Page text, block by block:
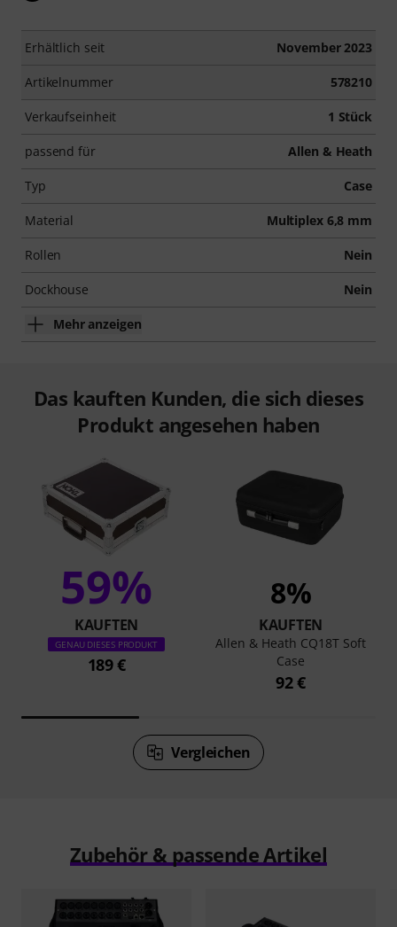
Erhältlich seit November 2023
Artikelnummer 578210
Verkaufseinheit 1 Stück
passend für Allen & Heath
Typ Case
Material Multiplex 6,8 mm
Rollen Nein
Dockhouse Nein
Mehr anzeigen
Das kauften Kunden, die sich dieses
Produkt angesehen haben
59%
KAUFTEN
GENAU DIESES PRODUKT
189 €
8%
KAUFTEN
Allen & Heath CQ18T Soft
Case
92 €
Vergleichen
Zubehör & passende Artikel